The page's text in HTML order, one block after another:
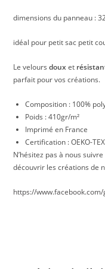
dimensions du panneau :
idéal pour petit sac petit
Le veloursdouxet
parfait pour vos créations.
Composition : 100%
Poids : 410gr/m²
Imprimé en France
Certification : OEKO-
N’hésitez pas à nous
découvrir les créations de
https://